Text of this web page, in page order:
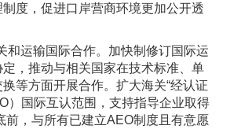
制度，促进口岸营商环境更加公开透
和运输国际合作。加快制修订国际运
，推动与相关国家在技术标准、单
等方面开展合作。扩大海关“经认证
）国际互认范围，支持指导企业取得
前，与所有已建立AEO制度且有意愿